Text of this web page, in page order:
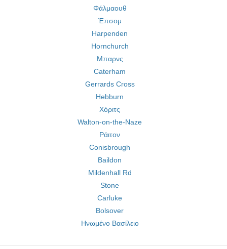
Φάλμαουθ
Έπσομ
Harpenden
Hornchurch
Μπαρνς
Caterham
Gerrards Cross
Hebburn
Χόριτς
Walton-on-the-Naze
Ράιτον
Conisbrough
Baildon
Mildenhall Rd
Stone
Carluke
Bolsover
Ηνωμένο Βασίλειο